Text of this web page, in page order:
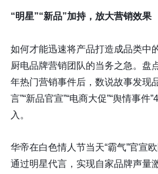
“明星”“新品”加持，放大营销效果
如何才能迅速将产品打造成品类中
厨电品牌营销团队的当务之急。盘
年热门营销事件后，数说故事发现
言”“新品官宣”“电商大促”“舆情事件
入。
华帝在白色情人节当天“霸气”官宣
通过明星代言，实现自家品牌声量